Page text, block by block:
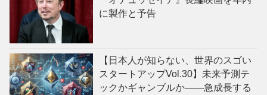
に製作と予告
【日本人が知らない、世界のスゴい
スタートアップVol.30】未来予測テ
ックかギャンブルか——急成長する